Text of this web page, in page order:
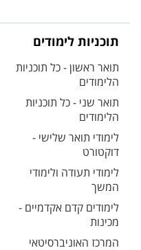
תוכניות לימודים
תואר ראשון - כל תוכניות
הלימודים
תואר שני - כל תוכניות
הלימודים
לימודי תואר שלישי -
דוקטורט
לימודי תעודה ולימודי
המשך
לימודים קדם אקדמיים -
מכינות
המרכז האוניברסיטאי